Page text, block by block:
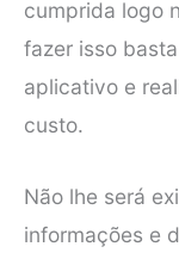
cumprida logo
fazer isso
aplicativo e
custo.
Não lhe será
informações e